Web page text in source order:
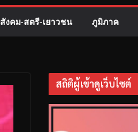
สังคม-สตรี-เยาวชน ภูมิภาค
สถิติผู้เข้าดูเว็บไซต์